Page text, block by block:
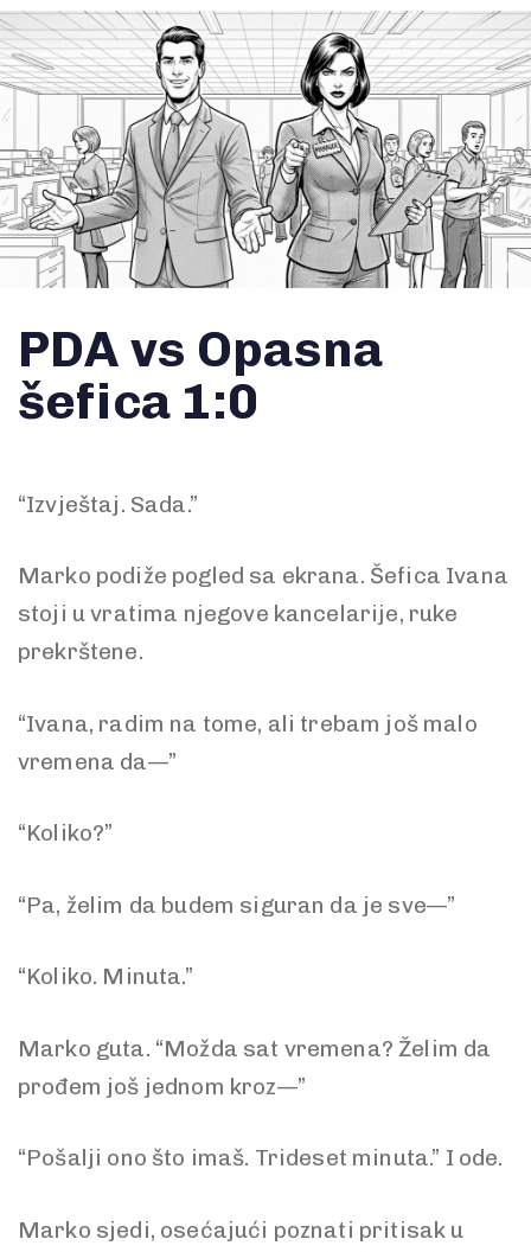
PDA vs Opasna
šefica 1:0
“Izvještaj. Sada.”
Marko podiže pogled sa ekrana. Šefica Ivana
stoji u vratima njegove kancelarije, ruke
prekrštene.
“Ivana, radim na tome, ali trebam još malo
vremena da—”
“Koliko?”
“Pa, želim da budem siguran da je sve—”
“Koliko. Minuta.”
Marko guta. “Možda sat vremena? Želim da
prođem još jednom kroz—”
“Pošalji ono što imaš. Trideset minuta.” I ode.
Marko sjedi, osećajući poznati pritisak u